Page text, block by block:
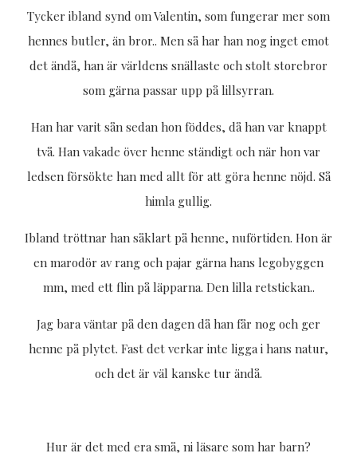
Tycker ibland synd om Valentin, som fungerar mer som
hennes butler, än bror.. Men så har han nog inget emot
det ändå, han är världens snällaste och stolt storebror
som gärna passar upp på lillsyrran.
Han har varit sån sedan hon föddes, då han var knappt
två. Han vakade över henne ständigt och när hon var
ledsen försökte han med allt för att göra henne nöjd. Så
himla gullig.
Ibland tröttnar han såklart på henne, nuförtiden. Hon är
en marodör av rang och pajar gärna hans legobyggen
mm, med ett flin på läpparna. Den lilla retstickan..
Jag bara väntar på den dagen då han får nog och ger
henne på plytet. Fast det verkar inte ligga i hans natur,
och det är väl kanske tur ändå.
Hur är det med era små, ni läsare som har barn?